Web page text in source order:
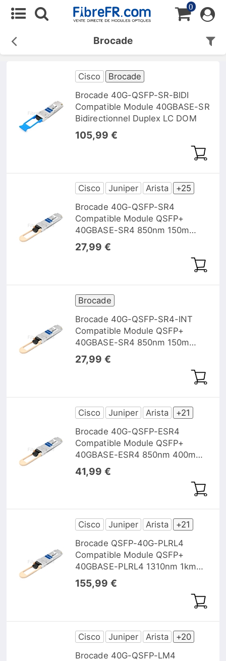
0
Brocade
Cisco
Brocade
Brocade 40G-QSFP-SR-BIDI
Compatible Module 40GBASE-SR
Bidirectionnel Duplex LC DOM
105,99 €
Cisco Juniper Arista
+25
Brocade 40G-QSFP-SR4
Compatible Module QSFP+
40GBASE-SR4 850nm 150m
MTP/MPO DOM
27,99 €
Brocade
Brocade 40G-QSFP-SR4-INT
Compatible Module QSFP+
40GBASE-SR4 850nm 150m
MTP/MPO DOM
27,99 €
Cisco Juniper Arista
+21
Brocade 40G-QSFP-ESR4
Compatible Module QSFP+
40GBASE-ESR4 850nm 400m
MTP/MPO DOM
41,99 €
Cisco Juniper Arista
+21
Brocade QSFP-40G-PLRL4
Compatible Module QSFP+
40GBASE-PLRL4 1310nm 1km
MTP/MPO DOM
155,99 €
Cisco Juniper Arista
+20
Brocade 40G-QSFP-LM4